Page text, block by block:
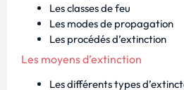
Les classes de feu
Les modes de propagation
Les procédés d’extinction
Les moyens d’extinction
Les différents types